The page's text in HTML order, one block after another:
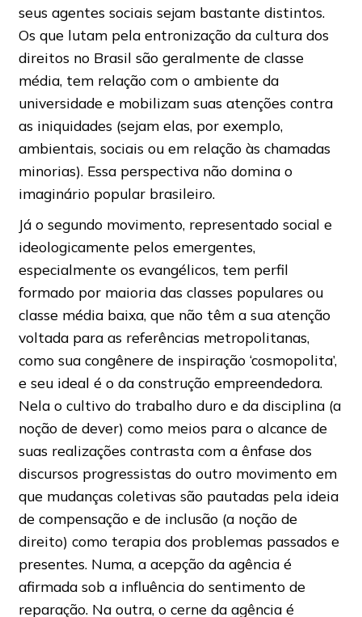
seus agentes sociais sejam bastante distintos.
Os que lutam pela entronização da cultura dos
direitos no Brasil são geralmente de classe
média, tem relação com o ambiente da
universidade e mobilizam suas atenções contra
as iniquidades (sejam elas, por exemplo,
ambientais, sociais ou em relação às chamadas
minorias). Essa perspectiva não domina o
imaginário popular brasileiro.
Já o segundo movimento, representado social e
ideologicamente pelos emergentes,
especialmente os evangélicos, tem perfil
formado por maioria das classes populares ou
classe média baixa, que não têm a sua atenção
voltada para as referências metropolitanas,
como sua congênere de inspiração ‘cosmopolita’,
e seu ideal é o da construção empreendedora.
Nela o cultivo do trabalho duro e da disciplina (a
noção de dever) como meios para o alcance de
suas realizações contrasta com a ênfase dos
discursos progressistas do outro movimento em
que mudanças coletivas são pautadas pela ideia
de compensação e de inclusão (a noção de
direito) como terapia dos problemas passados e
presentes. Numa, a acepção da agência é
afirmada sob a influência do sentimento de
reparação. Na outra, o cerne da agência é